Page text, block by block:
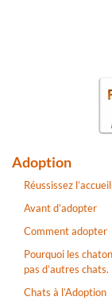
Adoption
Réussissez
Avant d’adopter
Comment adopter
Pourquoi les
pas d’autres chats.
Chats à l’Adoption